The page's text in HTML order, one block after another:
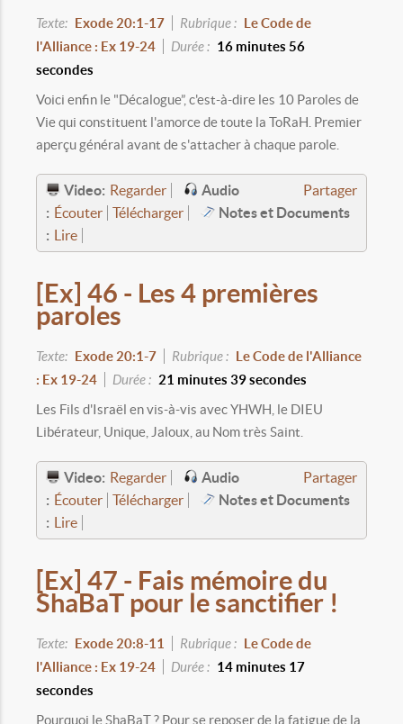
Texte: Exode 20:1-17 Rubrique : Le Code de
l'Alliance : Ex 19-24
Durée : 16 minutes 56
secondes
Voici enfin le "Décalogue”, c'est-à-dire les 10 Paroles de
Vie qui constituent l'amorce de toute la ToRaH. Premier
aperçu général avant de s'attacher à chaque parole.
Partager
Video: Regarder
Audio
: Écouter Télécharger
Notes et Documents
:
Lire
[Ex] 46 - Les 4 premières
paroles
Texte: Exode 20:1-7 Rubrique : Le Code de l'Alliance
: Ex 19-24
Durée : 21 minutes 39 secondes
Les Fils d'Israël en vis-à-vis avec YHWH, le DIEU
Libérateur, Unique, Jaloux, au Nom très Saint.
Partager
Video: Regarder
Audio
: Écouter Télécharger
Notes et Documents
:
Lire
[Ex] 47 - Fais mémoire du
ShaBaT pour le sanctifier !
Texte: Exode 20:8-11 Rubrique : Le Code de
l'Alliance : Ex 19-24
Durée : 14 minutes 17
secondes
Pourquoi le ShaBaT ? Pour se reposer de la fatigue de la